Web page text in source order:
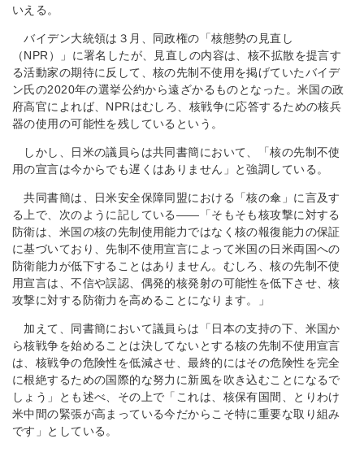
いえる。
バイデン大統領は３月、同政権の「核態勢の見直し
（NPR）」に署名したが、見直しの内容は、核不拡散を提言す
る活動家の期待に反して、核の先制不使用を掲げていたバイデ
ン氏の2020年の選挙公約から遠ざかるものとなった。米国の政
府高官によれば、NPRはむしろ、核戦争に応答するための核兵
器の使用の可能性を残しているという。
しかし、日米の議員らは共同書簡において、「核の先制不使
用の宣言は今からでも遅くはありません」と強調している。
共同書簡は、日米安全保障同盟における「核の傘」に言及す
る上で、次のように記している――「そもそも核攻撃に対する
防衛は、米国の核の先制使用能力ではなく核の報復能力の保証
に基づいており、先制不使用宣言によって米国の日米両国への
防衛能力が低下することはありません。むしろ、核の先制不使
用宣言は、不信や誤認、偶発的核発射の可能性を低下させ、核
攻撃に対する防衛力を高めることになります。」
加えて、同書簡において議員らは「日本の支持の下、米国か
ら核戦争を始めることは決してないとする核の先制不使用宣言
は、核戦争の危険性を低減させ、最終的にはその危険性を完全
に根絶するための国際的な努力に新風を吹き込むことになるで
しょう」とも述べ、その上で「これは、核保有国間、とりわけ
米中間の緊張が高まっている今だからこそ特に重要な取り組み
です」としている。